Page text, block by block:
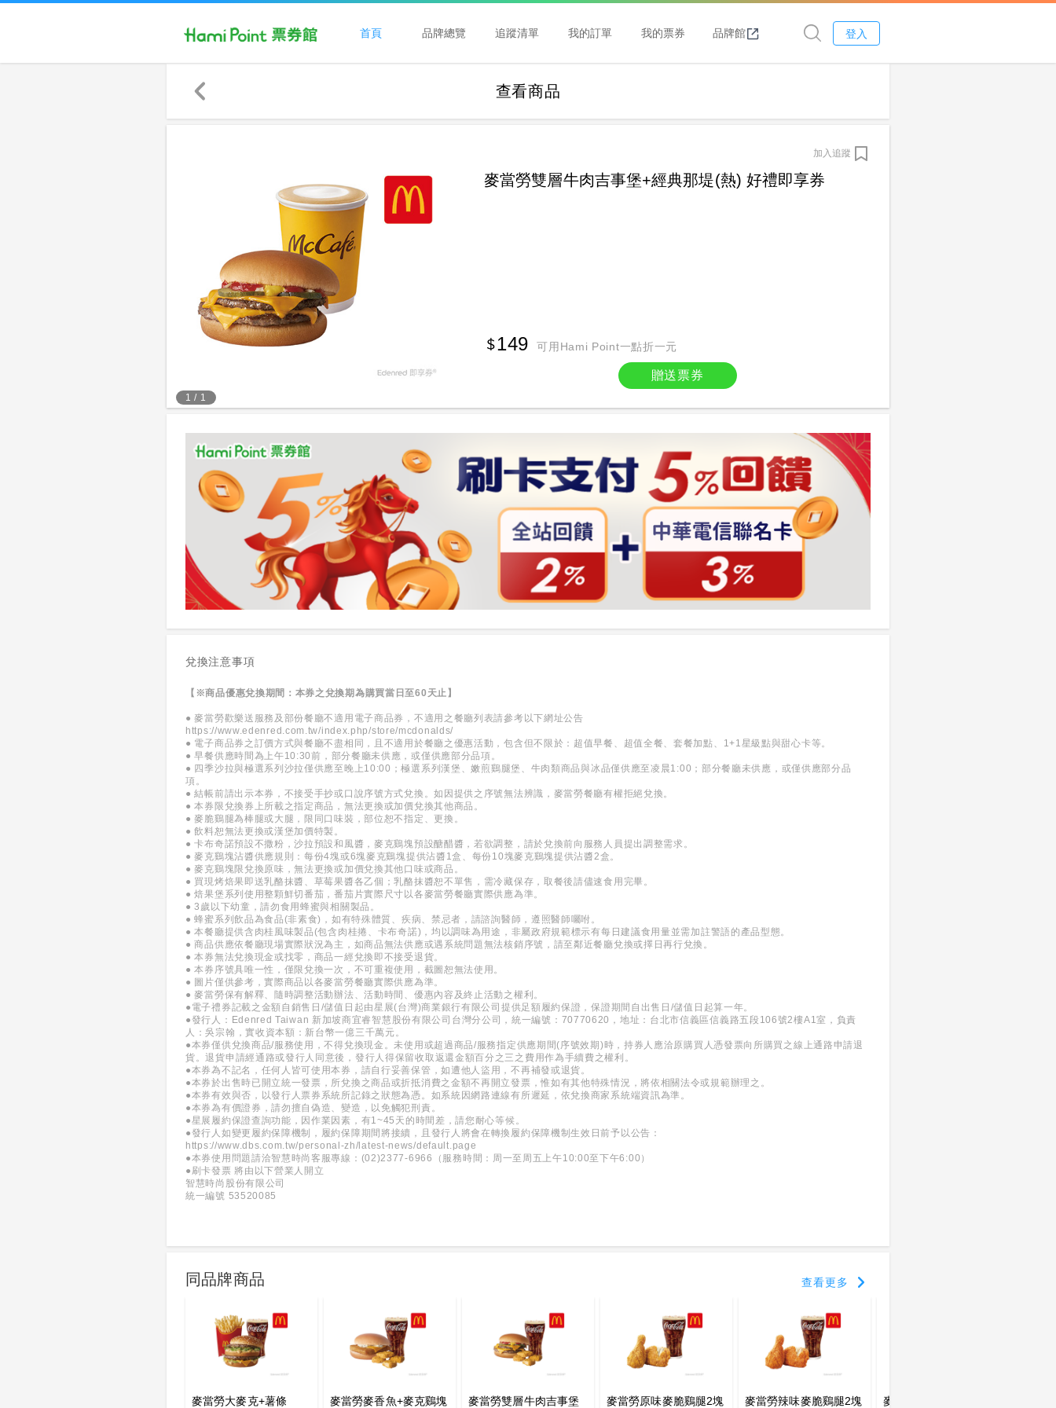
首頁 品牌總覽 追蹤清單 我的訂單 我的票券 品牌館 登入
查看商品
1 / 1
加入追蹤
麥當勞雙層牛肉吉事堡+經典那堤(熱) 好禮即享券
149 可用Hami Point一點折一元
贈送票券
兌換注意事項
【※商品優惠兌換期間：本券之兌換期為購買當日至60天止】
● 麥當勞歡樂送服務及部份餐廳不適用電子商品券，不適用之餐廳列表請參考以下網址公告
https://www.edenred.com.tw/index.php/store/mcdonalds/
● 電子商品券之訂價方式與餐廳不盡相同，且不適用於餐廳之優惠活動，包含但不限於：超值早餐、超值全餐、套餐加點、1+1星級點與甜心卡等。
● 早餐供應時間為上午10:30前，部分餐廳未供應，或僅供應部分品項。
● 四季沙拉與極選系列沙拉僅供應至晚上10:00；極選系列漢堡、嫩煎鷄腿堡、牛肉類商品與冰品僅供應至凌晨1:00；部分餐廳未供應，或僅供應部分品
項。
● 結帳前請出示本券，不接受手抄或口說序號方式兌換。如因提供之序號無法辨識，麥當勞餐廳有權拒絕兌換。
● 本券限兌換券上所載之指定商品，無法更換或加價兌換其他商品。
● 麥脆鷄腿為棒腿或大腿，限同口味裝，部位恕不指定、更換。
● 飲料恕無法更換或漢堡加價特製。
● 卡布奇諾預設不撒粉，沙拉預設和風醬，麥克鷄塊預設醣醋醬，若欲調整，請於兌換前向服務人員提出調整需求。
● 麥克鷄塊沾醬供應規則：每份4塊或6塊麥克鷄塊提供沾醬1盒、每份10塊麥克鷄塊提供沾醬2盒。
● 麥克鷄塊限兌換原味，無法更換或加價兌換其他口味或商品。
● 買現烤焙果即送乳酪抹醬、草莓果醬各乙個；乳酪抹醬恕不單售，需冷藏保存，取餐後請儘速食用完畢。
● 焙果堡系列使用整顆鮮切番茄，番茄片實際尺寸以各麥當勞餐廳實際供應為準。
● 3歲以下幼童，請勿食用蜂蜜與相關製品。
● 蜂蜜系列飲品為食品(非素食)，如有特殊體質、疾病、禁忌者，請諮詢醫師，遵照醫師囑咐。
● 本餐廳提供含肉桂風味製品(包含肉桂捲、卡布奇諾)，均以調味為用途，非屬政府規範標示有每日建議食用量並需加註警語的產品型態。
● 商品供應依餐廳現場實際狀況為主，如商品無法供應或遇系統問題無法核銷序號，請至鄰近餐廳兌換或擇日再行兌換。
● 本券無法兌換現金或找零，商品一經兌換即不接受退貨。
● 本券序號具唯一性，僅限兌換一次，不可重複使用，截圖恕無法使用。
● 圖片僅供參考，實際商品以各麥當勞餐廳實際供應為準。
● 麥當勞保有解釋、隨時調整活動辦法、活動時間、優惠內容及終止活動之權利。
●電子禮券記載之金額自銷售日/儲值日起由星展(台灣)商業銀行有限公司提供足額履約保證，保證期間自出售日/儲值日起算一年。
●發行人：Edenred Taiwan 新加坡商宜睿智慧股份有限公司台灣分公司，統一編號：70770620，地址：台北市信義區信義路五段106號2樓A1室，負責
人：吳宗翰，實收資本額：新台幣一億三千萬元。
●本券僅供兌換商品/服務使用，不得兌換現金。未使用或超過商品/服務指定供應期間(序號效期)時，持券人應洽原購買人憑發票向所購買之線上通路申請退
貨。退貨申請經通路或發行人同意後，發行人得保留收取返還金額百分之三之費用作為手續費之權利。
●本券為不記名，任何人皆可使用本券，請自行妥善保管，如遭他人盜用，不再補發或退貨。
●本券於出售時已開立統一發票，所兌換之商品或折抵消費之金額不再開立發票，惟如有其他特殊情況，將依相關法令或規範辦理之。
●本券有效與否，以發行人票券系統所記錄之狀態為憑。如系統因網路連線有所遲延，依兌換商家系統端資訊為準。
●本券為有價證券，請勿擅自偽造、變造，以免觸犯刑責。
●星展履約保證查詢功能，因作業因素，有1~45天的時間差，請您耐心等候。
●發行人如變更履約保障機制，履約保障期間將接續，且發行人將會在轉換履約保障機制生效日前予以公告：
https://www.dbs.com.tw/personal-zh/latest-news/default.page
●本券使用問題請洽智慧時尚客服專線：(02)2377-6966（服務時間：周一至周五上午10:00至下午6:00）
●刷卡發票 將由以下營業人開立
智慧時尚股份有限公司
統一編號 53520085
同品牌商品 查看更多
麥當勞大麥克+薯條 麥當勞麥香魚+麥克鷄塊 麥當勞雙層牛肉吉事堡 麥當勞原味麥脆鷄腿2塊 麥當勞辣味麥脆鷄腿2塊 麥當勞大麥克+麥克鷄塊